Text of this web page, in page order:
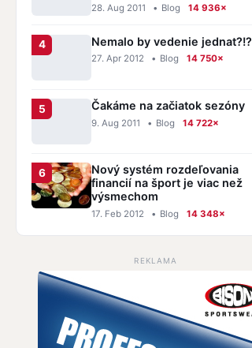
28. Aug 2011 • Blog 14 936×
Nemalo by vedenie jednat?!?
27. Apr 2012 • Blog 14 750×
Čakáme na začiatok sezóny
9. Aug 2011 • Blog 14 722×
Nový systém rozdeľovania
financií na šport je viac než
výsmechom
17. Feb 2012 • Blog 14 348×
REKLAMA